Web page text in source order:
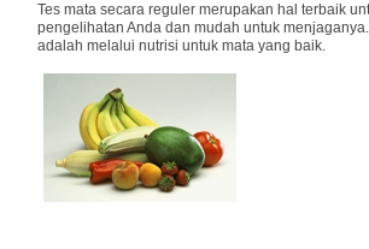
Tes mata secara reguler merupakan hal terbaik
pengelihatan Anda dan mudah untuk
adalah melalui nutrisi untuk mata yang baik.